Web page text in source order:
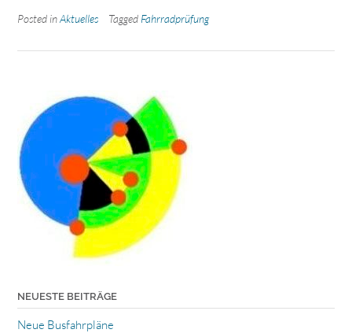
Posted inAktuelles Tagged Fahrradprüfung
NEUESTE BEITRÄGE
Neue Busfahrpläne